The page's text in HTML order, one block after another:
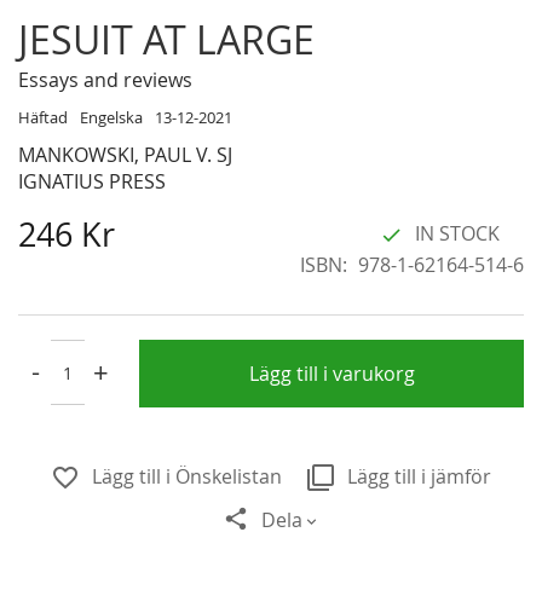
JESUIT AT LARGE
Essays and reviews
Häftad Engelska 13-12-2021
MANKOWSKI, PAUL V. SJ
IGNATIUS PRESS
246 Kr
IN STOCK
ISBN
978-1-62164-514-6
- + Lägg till i varukorg
Lägg till i Önskelistan
Lägg till i jämför
Dela
Skip
to
the
of
the
images